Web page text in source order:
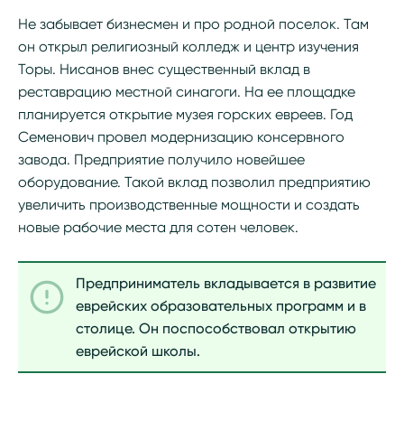
Не забывает бизнесмен и про родной поселок. Там
он открыл религиозный колледж и центр изучения
Торы. Нисанов внес существенный вклад в
реставрацию местной синагоги. На ее площадке
планируется открытие музея горских евреев. Год
Семенович провел модернизацию консервного
завода. Предприятие получило новейшее
оборудование. Такой вклад позволил предприятию
увеличить производственные мощности и создать
новые рабочие места для сотен человек.
Предприниматель вкладывается в развитие
еврейских образовательных программ и в
столице. Он поспособствовал открытию
еврейской школы.